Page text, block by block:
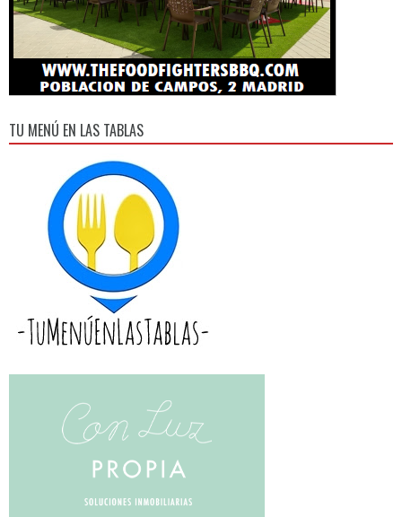
TU MENÚ EN LAS TABLAS